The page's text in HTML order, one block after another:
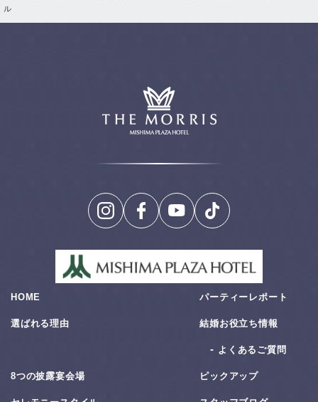
ル
HOME
選ばれる理由
8つの披露宴会場
パーティーレポート
結婚お役⽴ち情報
よくあるご質問
ピックアップ